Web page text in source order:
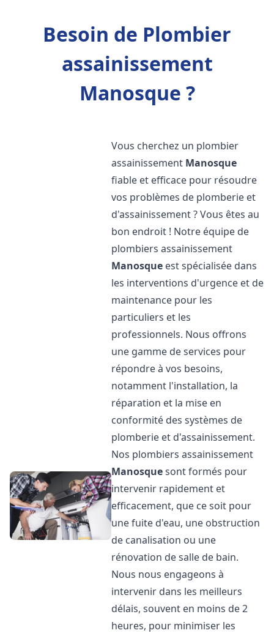
Besoin de Plombier
assainissement
Manosque ?
Vous cherchez un plombier
assainissement Manosque
fiable et efficace pour résoudre
vos problèmes de plomberie et
d'assainissement ? Vous êtes au
bon endroit ! Notre équipe de
plombiers assainissement
Manosque est spécialisée dans
les interventions d'urgence et de
maintenance pour les
particuliers et les
professionnels. Nous offrons
une gamme de services pour
répondre à vos besoins,
notamment l'installation, la
réparation et la mise en
conformité des systèmes de
plomberie et d'assainissement.
Nos plombiers assainissement
Manosquesont formés pour
intervenir rapidement et
efficacement, que ce soit pour
une fuite d'eau, une obstruction
de canalisation ou une
rénovation de salle de bain.
Nous nous engageons à
intervenir dans les meilleurs
délais, souvent en moins de 2
heures, pour minimiser les